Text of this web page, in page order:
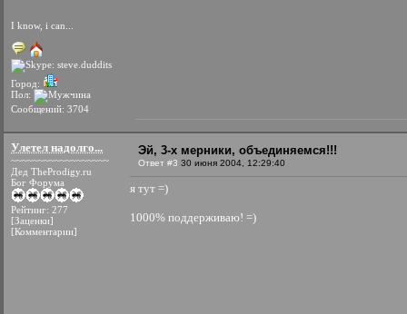
I know, i can...
Город:
Пол:
Сообщений: 3704
Улетел надолго...
~~~~~~~~~~~~~~~~~~
Дед TheProdigy.ru
Бог Форума
Рейтинг: 277
[Заценки]
[Комментарии]
Эй, 3-х мерники, объединяемся!!!
Ответ #3 30 июня 2004, 12:29:40
я тут =)
1000% поддерживаю! =)